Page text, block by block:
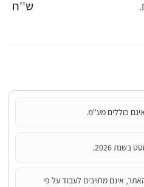
ש''ח
כוללים מע"מ.
2026.
אינם מחויבים לעבוד על פי